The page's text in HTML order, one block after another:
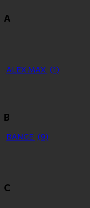
A
ALEX MAX (1)
B
BANGE (9)
C